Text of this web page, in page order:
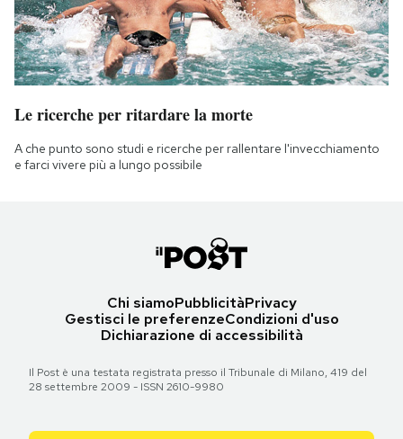
Le ricerche per ritardare la morte
A che punto sono studi e ricerche per rallentare l'invecchiamento
e farci vivere più a lungo possibile
Chi siamoPubblicitàPrivacy
Gestisci le preferenzeCondizioni d'uso
Dichiarazione di accessibilità
Il Post è una testata registrata presso il Tribunale di Milano, 419 del
28 settembre 2009 - ISSN 2610-9980